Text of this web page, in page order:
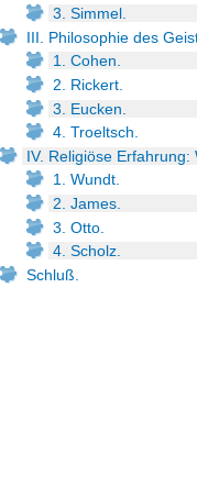
3. Simmel.
III. Philosophie des
1. Cohen.
2. Rickert.
3. Eucken.
4. Troeltsch.
IV. Religiöse Erfahrung:
1. Wundt.
2. James.
3. Otto.
4. Scholz.
Schluß.